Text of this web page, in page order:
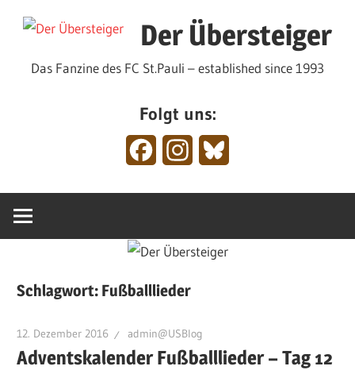
Inhalt
Der Übersteiger
Das Fanzine des FC St.Pauli – established since 1993
Folgt uns:
FacebookInstagram
Schlagwort: Fußballlieder
12. Dezember 2016 admin@USBlog
Adventskalender Fußballlieder – Tag 12